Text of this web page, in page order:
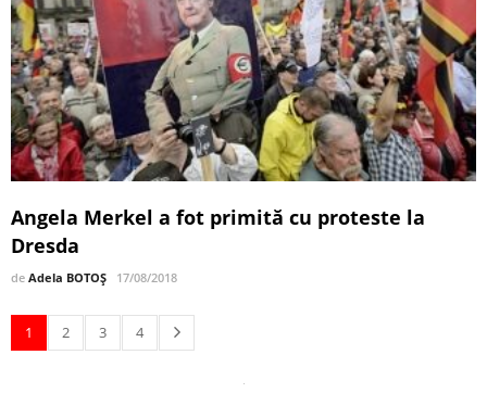
Angela Merkel a fot primită cu proteste la
Dresda
de Adela BOTOȘ 17/08/2018
1 2 3 4